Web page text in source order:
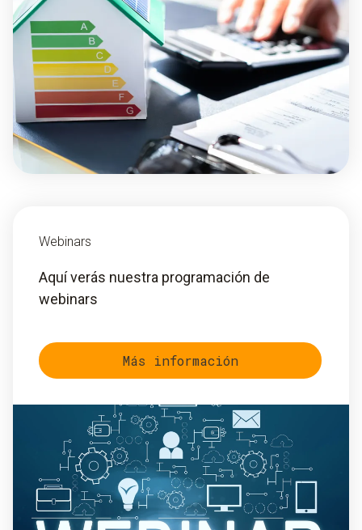
Webinars
Aquí verás nuestra programación de
webinars
Más información